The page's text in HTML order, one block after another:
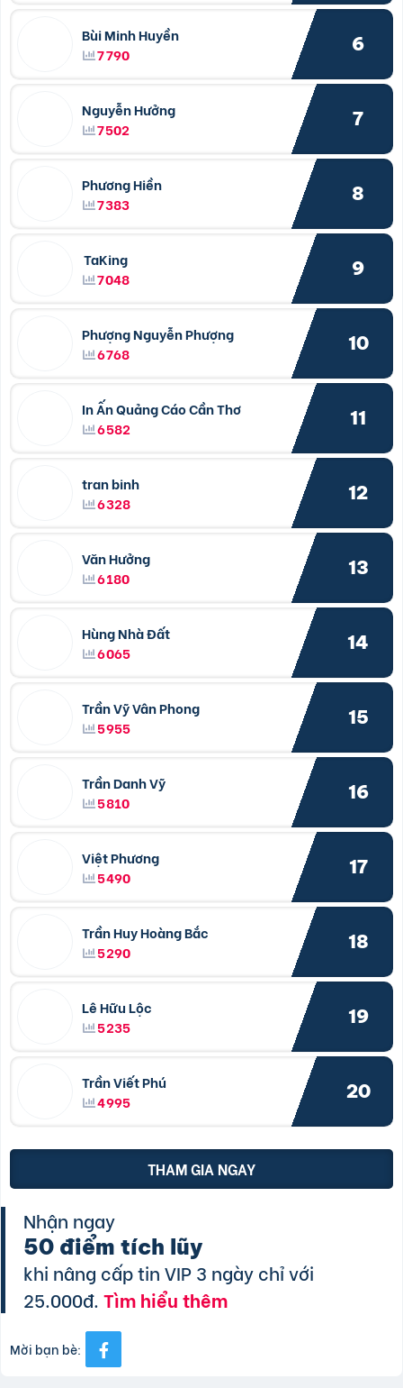
Bùi Minh Huyền
7790
6
Nguyễn Hưởng
7502
7
Phương Hiền
7383
8
TaKing
7048
9
Phượng Nguyễn Phượng
6768
10
In Ấn Quảng Cáo Cần Thơ
6582
11
tran binh
6328
12
Văn Hưởng
6180
13
Hùng Nhà Đất
6065
14
Trần Vỹ Vân Phong
5955
15
Trần Danh Vỹ
5810
16
Việt Phương
5490
17
Trần Huy Hoàng Bắc
5290
18
Lê Hữu Lộc
5235
19
Trần Viết Phú
4995
20
THAM GIA NGAY
Nhận ngay
50 điểm tích lũy
khi nâng cấp tin VIP 3 ngày chỉ với
25.000đ.Tìm hiểu thêm
Mời bạn bè: